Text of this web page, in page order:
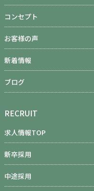
コンセプト
お客様の声
新着情報
ブログ
RECRUIT
求人情報TOP
新卒採用
中途採用